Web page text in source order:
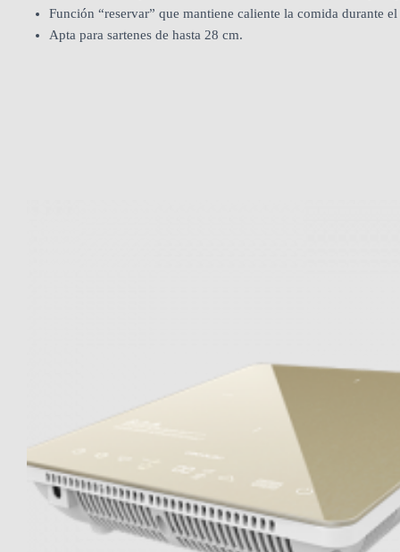
Función “reservar” que mantiene caliente la comida durante
Apta para sartenes de hasta 28 cm.